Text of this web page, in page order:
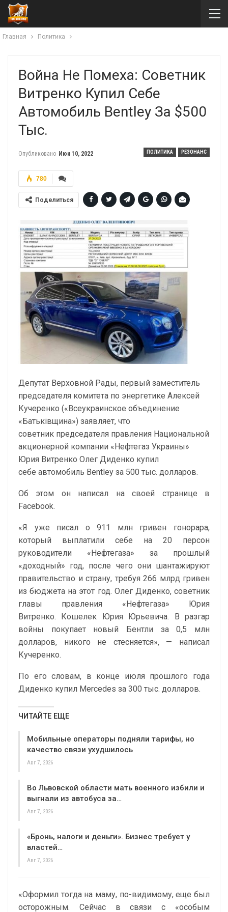
Главная Политика
Война Не Помеха: Советник
Витренко Купил Себе
Автомобиль Bentley За $500
Тыс.
ПОЛИТИКА РЕЗОНАНС
Опубликовано Июн 10, 2022
780
Поделиться
Депутат Верховной Рады, первый заместитель
председателя комитета по энергетике Алексей
Кучеренко («Всеукраинское объединение
«Батьківщина») заявляет, что
советник председателя правления Национальной
акционерной компании «Нефтегаз Украины»
Юрия Витренко Олег Диденко купил
себе автомобиль Bentley за 500 тыс. долларов.
Об этом он написал на своей странице в
Facebook.
«Я уже писал о 911 млн гривен гонорара,
который выплатили себе на 20 персон
руководители «Нефтегаза» за прошлый
«доходный» год, после чего они шантажируют
правительство и страну, требуя 266 млрд гривен
из бюджета на этот год. Олег Диденко, советник
главы правления «Нефтегаза» Юрия
Витренко. Кошелек Юрия Юрьевича. В разгар
войны покупает новый Бентли за 0,5 млн
долларов, никого не стесняется», — написал
Кучеренко.
По его словам, в конце июля прошлого года
Диденко купил Mercedes за 300 тыс. долларов.
ЧИТАЙТЕ ЕЩЕ
Мобильные операторы подняли тарифы, но
качество связи ухудшилось
Авг 7, 2026
Во Львовской области мать военного избили и
выгнали из автобуса за…
Авг 7, 2026
«Бронь, налоги и деньги». Бизнес требует у
властей…
Авг 7, 2026
«Оформил тогда на маму, по-видимому, еще был
осторожным. Сейчас в связи с «особым